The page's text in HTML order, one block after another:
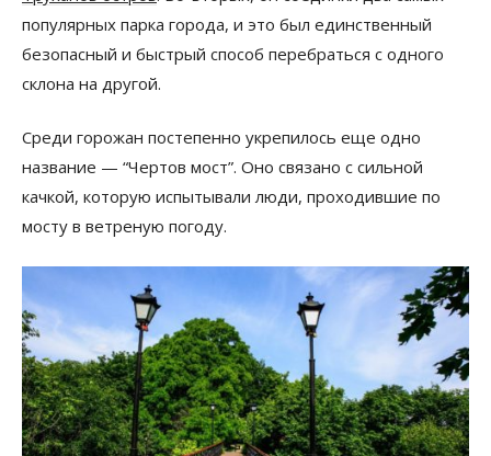
популярных парка города, и это был единственный
безопасный и быстрый способ перебраться с одного
склона на другой.
Среди горожан постепенно укрепилось еще одно
название — “Чертов мост”. Оно связано с сильной
качкой, которую испытывали люди, проходившие по
мосту в ветреную погоду.